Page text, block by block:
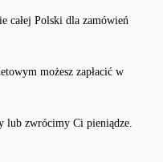
całej Polski dla zamówień
możesz zapłacić w
lub zwrócimy Ci pieniądze.